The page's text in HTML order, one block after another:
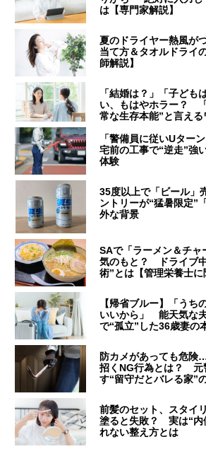
は【専門家解説】
夏のドライヤー熱風が
当て方＆タオルドライ
師解説】
「結婚は？」「子ど
い、もはやホラー？
常な生存本能”と言える
「警備員に従いUター
宅前の工事で“逆走”強
体験
35度以上で「ビール
ントリーが“猛暑限定”
外な背景
SAで「ラーメン＆チャ
気のもと？ ドライブ
術”とは【管理栄養士に
【帰省ブルー】「うち
いいから」 能天気な
で“孤立”した36歳妻の
防カメがあっても危険
招くNG行為とは？ 元
す“留守だとバレる家”
前髪のセット、スタイ
塗ると失敗？ 実は“
れない整え方とは